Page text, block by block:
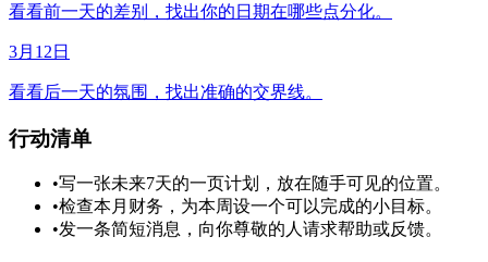
看看前一天的差别，找出你的日期在哪些点分化。
3月12日
看看后一天的氛围，找出准确的交界线。
行动清单
•写一张未来7天的一页计划，放在随手可见的位置。
•检查本月财务，为本周设一个可以完成的小目标。
•发一条简短消息，向你尊敬的人请求帮助或反馈。